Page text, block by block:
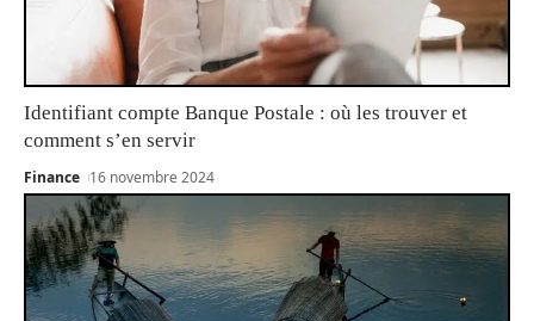
Identifiant compte Banque Postale : où les trouver et
comment s’en servir
Finance 16 novembre 2024